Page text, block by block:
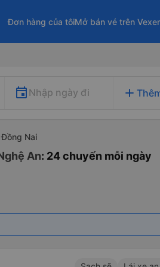
Đơn hàng của tôiMở bán vé trên
Nhập ngày đi add
Nai
An: 24 chuyến mỗi ngày